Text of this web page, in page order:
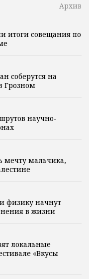
Архив
итоги совещания по
соберутся на
Грозном
научно-
мечту мальчика,
физику начнут
в жизни
локальные
«Вкусы